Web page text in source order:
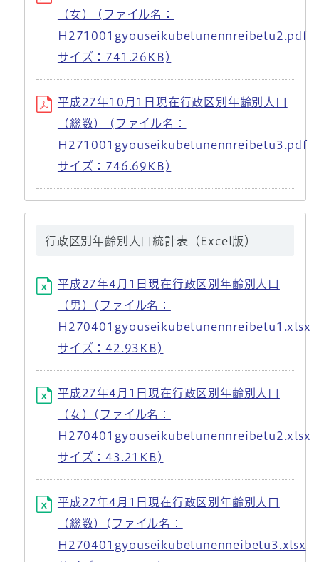
（女） (ファイル名：
H271001gyouseikubetunennreibetu2.pdf
サイズ：741.26KB)
平成27年10月1日現在行政区別年齢別人口
（総数） (ファイル名：
H271001gyouseikubetunennreibetu3.pdf
サイズ：746.69KB)
行政区別年齢別人口統計表（Excel版）
平成27年4月1日現在行政区別年齢別人口
（男）(ファイル名：
H270401gyouseikubetunennreibetu1.xlsx
サイズ：42.93KB)
平成27年4月1日現在行政区別年齢別人口
（女）(ファイル名：
H270401gyouseikubetunennreibetu2.xlsx
サイズ：43.21KB)
平成27年4月1日現在行政区別年齢別人口
（総数）(ファイル名：
H270401gyouseikubetunenneibetu3.xlsx